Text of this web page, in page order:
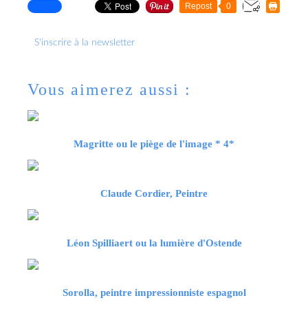
Repost 0
S'inscrire à la newsletter
Vous aimerez aussi :
Magritte ou le piège de l'image * 4*
Claude Cordier, Peintre
Léon Spilliaert ou la lumière d'Ostende
Sorolla, peintre impressionniste espagnol